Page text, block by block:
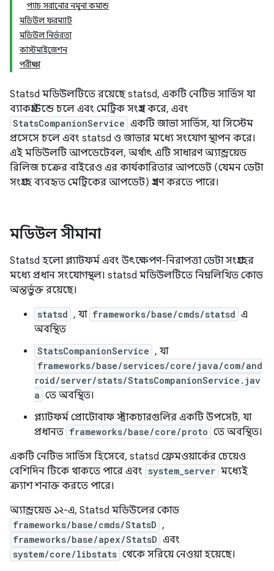
প্যাচ সরানোর নমুনা কমান্ড
মডিউল ফরম্যাট
মডিউল নির্ভরতা
কাস্টমাইজেশন
পরীক্ষা
Statsd মডিউলটিতে রয়েছে statsd, একটি নেটিভ সার্ভিস যা
ব্যাকগ্রাউন্ডে চলে এবং মেট্রিক সংগ্রহ করে, এবং
StatsCompanionService একটি জাভা সার্ভিস, যা সিস্টেম
প্রসেসে চলে এবং statsd ও জাভার মধ্যে সংযোগ স্থাপন করে।
এই মডিউলটি আপডেটেবল, অর্থাৎ এটি সাধারণ অ্যান্ড্রয়েড
রিলিজ চক্রের বাইরেও এর কার্যকারিতার আপডেট (যেমন ডেটা
সংগ্রহে ব্যবহৃত মেট্রিকের আপডেট) গ্রহণ করতে পারে।
মডিউল সীমানা
Statsd হলো প্ল্যাটফর্ম এবং উৎক্ষেপণ-নিরাপত্তা ডেটা সংগ্রহের
মধ্যে প্রধান সংযোগস্থল। statsd মডিউলটিতে নিম্নলিখিত কোড
অন্তর্ভুক্ত রয়েছে।
statsd , যা frameworks/base/cmds/statsd এ
অবস্থিত
StatsCompanionService , যা
frameworks/base/services/core/java/com/and
roid/server/stats/StatsCompanionService.jav
a তে অবস্থিত।
প্ল্যাটফর্ম প্রোটোবাফ স্ট্রাকচারগুলির একটি উপসেট, যা
প্রধানত frameworks/base/core/proto তে অবস্থিত।
একটি নেটিভ সার্ভিস হিসেবে, statsd ফ্রেমওয়ার্কের চেয়েও
বেশিদিন টিকে থাকতে পারে এবং system_server মধ্যেই
ক্র্যাশ শনাক্ত করতে পারে।
অ্যান্ড্রয়েড ১২-এ, Statsd মডিউলের কোড
frameworks/base/cmds/StatsD ,
frameworks/base/apex/StatsD এবং
system/core/libstats থেকে সরিয়ে নেওয়া হয়েছে।